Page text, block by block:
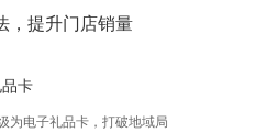
，提升门店销量
卡
为电子礼品卡，打破地域局